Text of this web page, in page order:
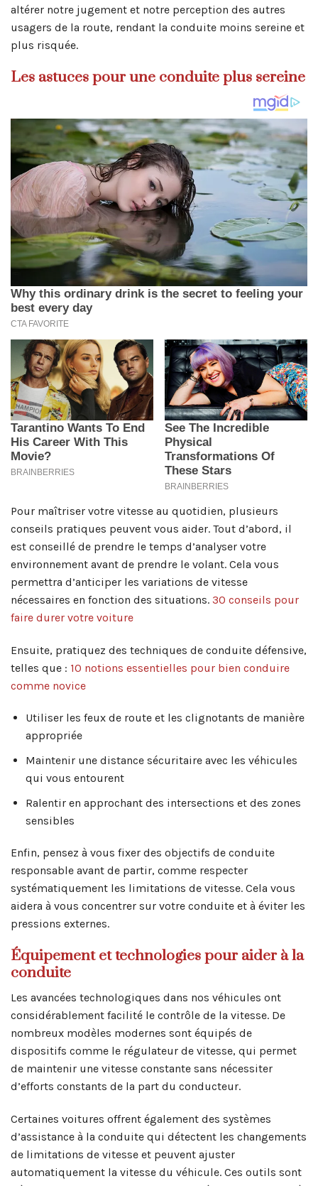
altérer notre jugement et notre perception des autres
usagers de la route, rendant la conduite moins sereine et
plus risquée.
Les astuces pour une conduite plus sereine
Pour maîtriser votre vitesse au quotidien, plusieurs
conseils pratiques peuvent vous aider. Tout d’abord, il
est conseillé de prendre le temps d’analyser votre
environnement avant de prendre le volant. Cela vous
permettra d’anticiper les variations de vitesse
nécessaires en fonction des situations. 30 conseils pour
faire durer votre voiture
Ensuite, pratiquez des techniques de conduite défensive,
telles que : 10 notions essentielles pour bien conduire
comme novice
Utiliser les feux de route et les clignotants de manière
appropriée
Maintenir une distance sécuritaire avec les véhicules
qui vous entourent
Ralentir en approchant des intersections et des zones
sensibles
Enfin, pensez à vous fixer des objectifs de conduite
responsable avant de partir, comme respecter
systématiquement les limitations de vitesse. Cela vous
aidera à vous concentrer sur votre conduite et à éviter les
pressions externes.
Équipement et technologies pour aider à la
conduite
Les avancées technologiques dans nos véhicules ont
considérablement facilité le contrôle de la vitesse. De
nombreux modèles modernes sont équipés de
dispositifs comme le régulateur de vitesse, qui permet
de maintenir une vitesse constante sans nécessiter
d’efforts constants de la part du conducteur.
Certaines voitures offrent également des systèmes
d’assistance à la conduite qui détectent les changements
de limitations de vitesse et peuvent ajuster
automatiquement la vitesse du véhicule. Ces outils sont